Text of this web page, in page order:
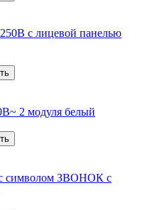
с лицевой панелью
2 модуля белый
символом ЗВОНОК с